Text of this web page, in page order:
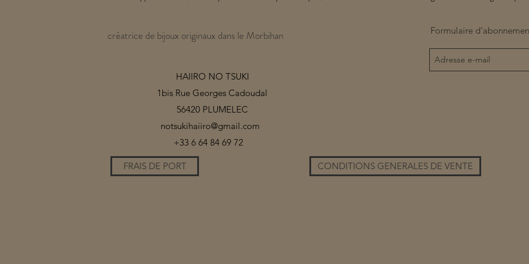
créatrice de bijoux originaux dans le Morbihan
HAIIRO NO TSUKI
1bis Rue Georges Cadoudal
56420 PLUMELEC
Formulaire
notsukihaiiro@gmail.com
+33 6 64 84 69 72
FRAIS DE PORT CONDITIONS GENERALES DE VENTE